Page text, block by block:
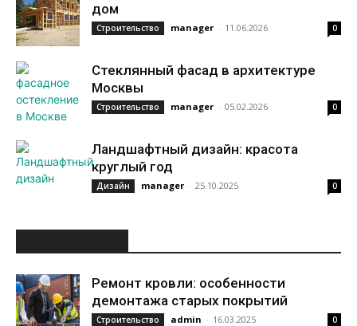
дом
Строительство manager - 11.06.2026 0
Стеклянный фасад в архитектуре
Москвы
Строительство manager - 05.02.2026 0
Ландшафтный дизайн: красота
круглый год
Дизайн manager - 25.10.2025 0
Ремонт кровли: особенности
демонтажа старых покрытий
Строительство admin - 16.03.2025 0